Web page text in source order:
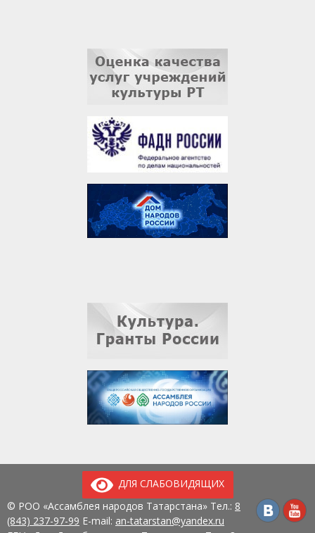
ДЛЯ СЛАБОВИДЯЩИХ
© РОО «Ассамблея народов Татарстана» Тел.: 8
(843) 237-97-99 E-mail: an-tatarstan@yandex.ru